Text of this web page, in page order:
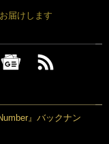
届けします
』バックナン